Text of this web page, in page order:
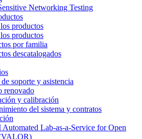
Networking Testing
productos
productos
por familia
descatalogados
soporte y asistencia
renovado
y calibración
del sistema y contratos
Lab-as-a-Service for Open